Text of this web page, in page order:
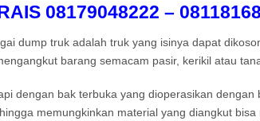
08179048222 –
dump truk adalah truk yang isinya dapat
barang semacam pasir, kerikil atau
dengan bak terbuka yang dioperasikan dengan
memungkinkan material yang diangkut